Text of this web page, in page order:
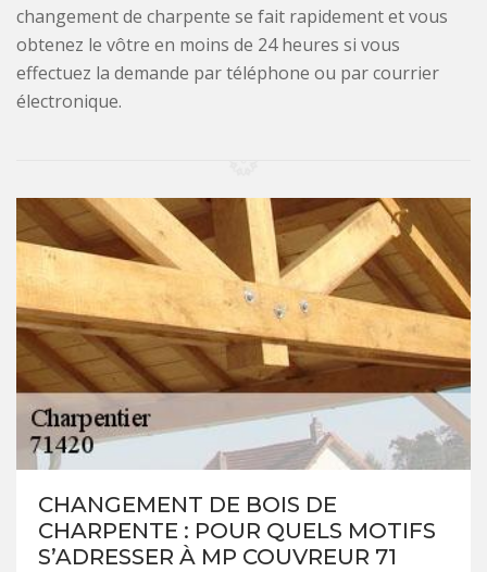
changement de charpente se fait rapidement et vous
obtenez le vôtre en moins de 24 heures si vous
effectuez la demande par téléphone ou par courrier
électronique.
CHANGEMENT DE BOIS DE
CHARPENTE : POUR QUELS MOTIFS
S’ADRESSER À MP COUVREUR 71